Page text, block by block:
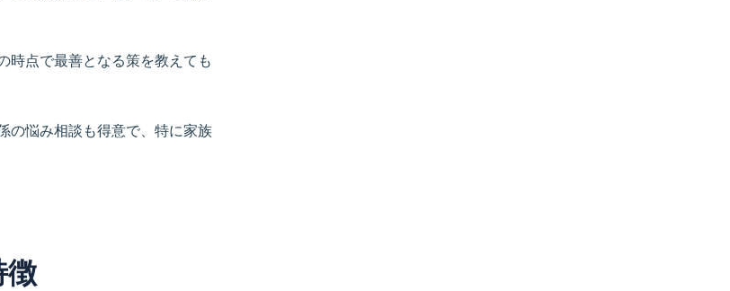
時点で最善となる策を教えても
の悩み相談も得意で、特に家族
徴